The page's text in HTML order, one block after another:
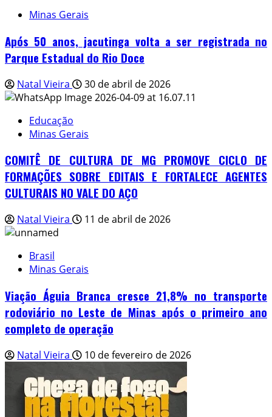
Minas Gerais
Após 50 anos, jacutinga volta a ser registrada no
Parque Estadual do Rio Doce
Natal Vieira 30 de abril de 2026
Educação
Minas Gerais
COMITÊ DE CULTURA DE MG PROMOVE CICLO DE
FORMAÇÕES SOBRE EDITAIS E FORTALECE AGENTES
CULTURAIS NO VALE DO AÇO
Natal Vieira 11 de abril de 2026
Brasil
Minas Gerais
Viação Águia Branca cresce 21,8% no transporte
rodoviário no Leste de Minas após o primeiro ano
completo de operação
Natal Vieira 10 de fevereiro de 2026